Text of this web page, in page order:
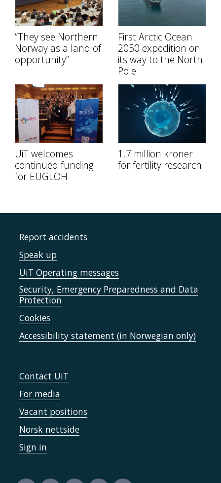
“They see Northern
Norway as a land of
opportunity”
First Arctic Ocean
2050 expedition on
its way to the North
Pole
UiT welcomes
continued funding
for EUGLOH
1.7 million kroner
for fertility research
Report accidents
Speak up
UiT Operating messages
Security, Emergency Preparedness and Data
Protection
Cookies
Accessibility statement (in Norwegian only)
Contact UiT
For media
Vacant positions
Norsk nettside
Sign in